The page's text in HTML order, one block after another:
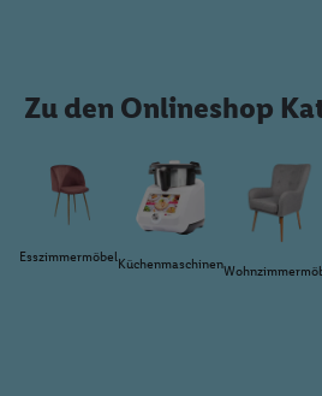
Zu den Onlineshop
EsszimmermöbelKüchenmaschinen